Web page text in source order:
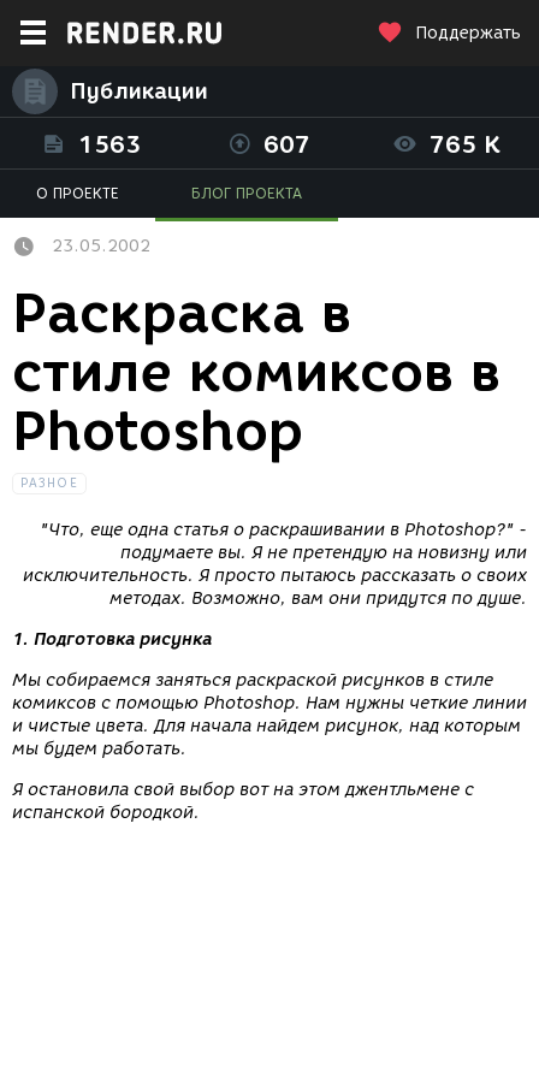
Поддержать
Публикации
1563 607 765 K
О ПРОЕКТЕ БЛОГ ПРОЕКТА
23.05.2002
Раскраска в
стиле комиксов в
Photoshop
РАЗНОЕ
"Что, еще одна статья о раскрашивании в Photoshop?" -
подумаете вы. Я не претендую на новизну или
исключительность. Я просто пытаюсь рассказать о своих
методах. Возможно, вам они придутся по душе.
1. Подготовка рисунка
Мы собираемся заняться раскраской рисунков в стиле
комиксов с помощью Photoshop. Нам нужны четкие линии
и чистые цвета. Для начала найдем рисунок, над которым
мы будем работать.
Я остановила свой выбор вот на этом джентльмене с
испанской бородкой.